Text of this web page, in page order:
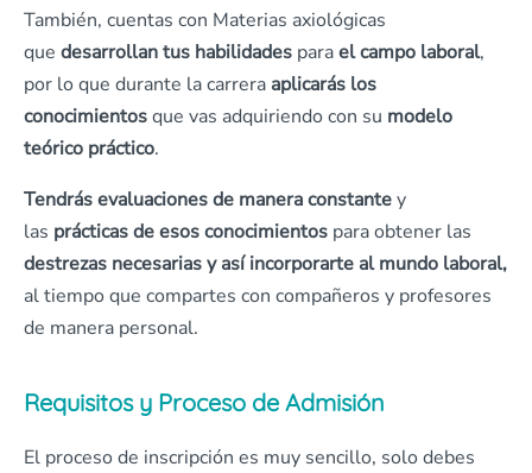
También, cuentas con Materias axiológicas
que desarrollan tus habilidades parael campo laboral,
por lo que durante la carrera aplicarás los
conocimientosque vas adquiriendo con su modelo
teórico práctico.
Tendrásevaluaciones de manera constantey
las prácticas de esos conocimientos para obtener las
destrezas necesarias y así incorporarte al mundo laboral,
al tiempo que compartes con compañeros y profesores
de manera personal.
Requisitos y Proceso de Admisión
El proceso de inscripción es muy sencillo, solo debes